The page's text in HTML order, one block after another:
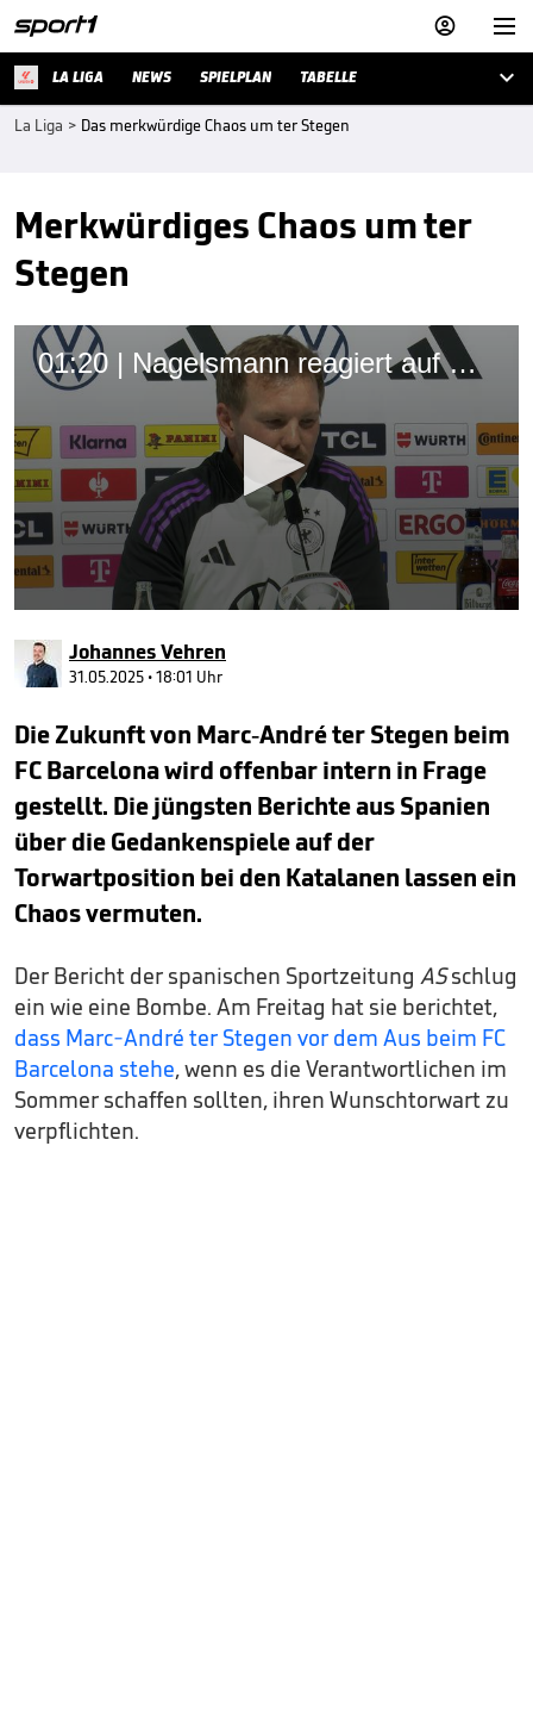


LA LIGA NEWS SPIELPLAN TABELLE 
La Liga > Das merkwürdige Chaos um ter Stegen
Merkwürdiges Chaos um ter
Stegen
01:20 | Nagelsmann reagiert auf Wirbel um ter Stegen
seconds
minute,
seconds
Johannes Vehren
31.05.2025 • 18:01 Uhr
Die Zukunft von Marc-André ter Stegen beim
FC Barcelona wird offenbar intern in Frage
gestellt. Die jüngsten Berichte aus Spanien
über die Gedankenspiele auf der
Torwartposition bei den Katalanen lassen ein
Chaos vermuten.
Der Bericht der spanischen Sportzeitung ASschlug
ein wie eine Bombe. Am Freitag hat sie berichtet,
dass Marc-André ter Stegen vor dem Aus beim FC
Barcelona stehe, wenn es die Verantwortlichen im
Sommer schaffen sollten, ihren Wunschtorwart zu
verpflichten.